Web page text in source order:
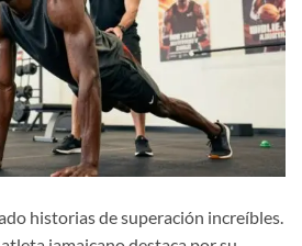
historias de superación increíbles.